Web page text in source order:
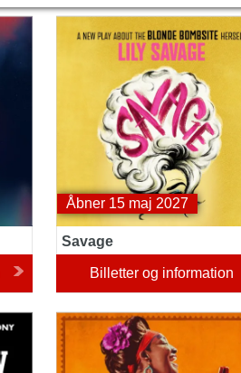
Åbner 15 maj 2027
Savage
Billetter og information
Buena Vista Social Club